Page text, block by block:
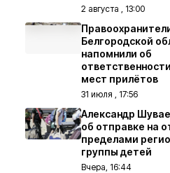
2 августа , 13:00
Белгородской
напомнили об
мест прилётов
31 июля , 17:56
Александр
об отправке на
пределами
группы детей
Вчера, 16:44